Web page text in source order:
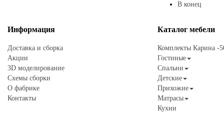
В конец
Информация
Доставка и сборка
Акции
3D моделирование
Схемы сборки
О фабрике
Контакты
Каталог мебели
Комплекты Карина -
Гостиные
Спальни
Детские
Прихожие
Матрасы
Кухни